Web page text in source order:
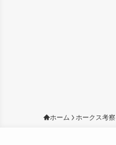
ホーム ホークス考察